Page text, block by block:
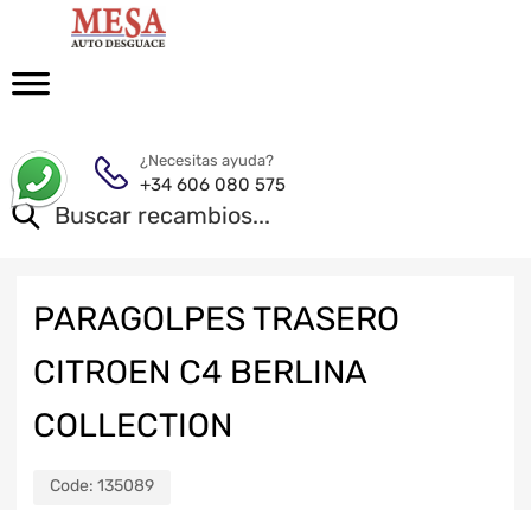
¿Necesitas ayuda?
+34 606 080 575
PARAGOLPES TRASERO
CITROEN C4 BERLINA
COLLECTION
Code: 135089